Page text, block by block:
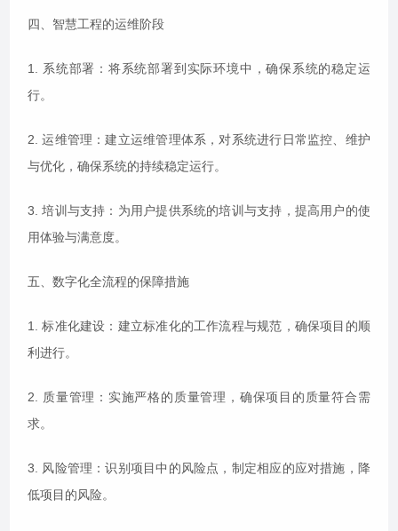
四、智慧工程的运维阶段
1. 系统部署：将系统部署到实际环境中，确保系统的稳定运
行。
2. 运维管理：建立运维管理体系，对系统进行日常监控、维护
与优化，确保系统的持续稳定运行。
3. 培训与支持：为用户提供系统的培训与支持，提高用户的使
用体验与满意度。
五、数字化全流程的保障措施
1. 标准化建设：建立标准化的工作流程与规范，确保项目的顺
利进行。
2. 质量管理：实施严格的质量管理，确保项目的质量符合需
求。
3. 风险管理：识别项目中的风险点，制定相应的应对措施，降
低项目的风险。